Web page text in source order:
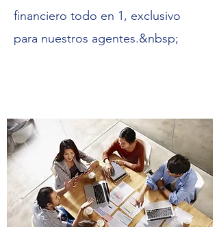
financiero todo en 1, exclusivo
para nuestros agentes.&nbsp;